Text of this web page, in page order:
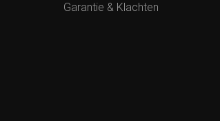
Garantie & Klachten